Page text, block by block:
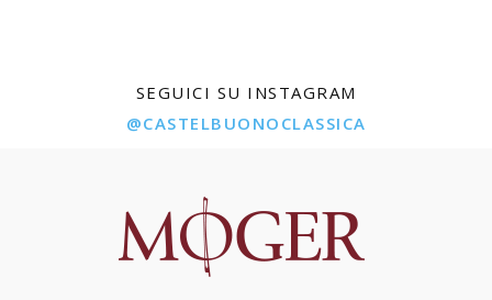
SEGUICI SU INSTAGRAM
@CASTELBUONOCLASSICA